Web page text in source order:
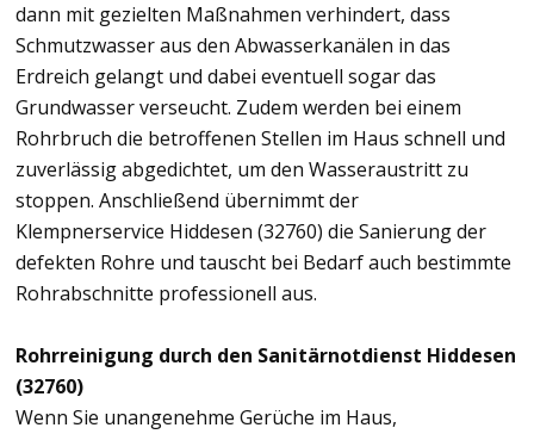
dann mit gezielten Maßnahmen verhindert, dass
Schmutzwasser aus den Abwasserkanälen in das
Erdreich gelangt und dabei eventuell sogar das
Grundwasser verseucht. Zudem werden bei einem
Rohrbruch die betroffenen Stellen im Haus schnell und
zuverlässig abgedichtet, um den Wasseraustritt zu
stoppen. Anschließend übernimmt der
Klempnerservice Hiddesen (32760) die Sanierung der
defekten Rohre und tauscht bei Bedarf auch bestimmte
Rohrabschnitte professionell aus.
Rohrreinigung durch den Sanitärnotdienst Hiddesen
(32760)
Wenn Sie unangenehme Gerüche im Haus,